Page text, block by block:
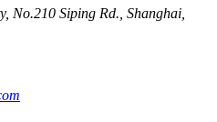
No.210 Siping Rd., Shanghai,